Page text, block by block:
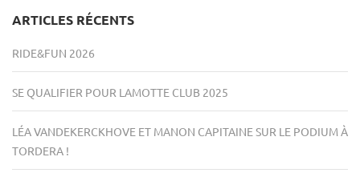
ARTICLES RÉCENTS
RIDE&FUN 2026
SE QUALIFIER POUR LAMOTTE CLUB 2025
LÉA VANDEKERCKHOVE ET MANON CAPITAINE SUR LE PODIUM À
TORDERA !